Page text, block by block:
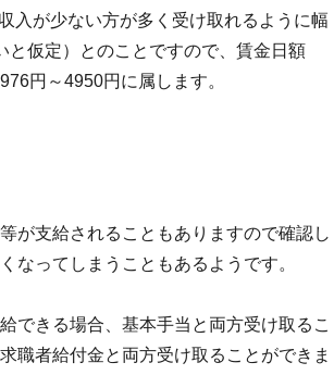
入が少ない方が多く受け取れるように幅
と仮定）とのことですので、賃金日額
円～4950円に属します。
が支給されることもありますので確認し
なってしまうこともあるようです。
できる場合、基本手当と両方受け取るこ
職者給付金と両方受け取ることができま